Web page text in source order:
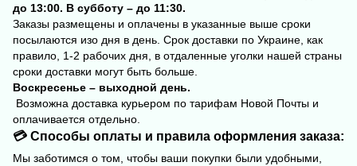
до 13:00. В субботу – до 11:30.
Заказы размещены и оплачены в указанные выше сроки
посылаются изо дня в день. Срок доставки по Украине, как
правило, 1-2 рабочих дня, в отдаленные уголки нашей страны
сроки доставки могут быть больше.
Воскресенье – выходной день.
Возможна доставка курьером по тарифам Новой Почты и
оплачивается отдельно.
💳 Способы оплаты и правила оформления заказа:
Мы заботимся о том, чтобы ваши покупки были удобными,